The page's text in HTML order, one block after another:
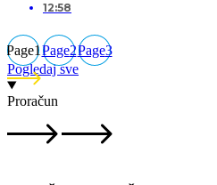
12:58
Page1Page2Page3
Pogledaj sve
Proračun